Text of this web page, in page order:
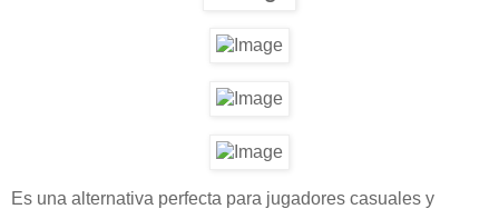
Es una alternativa perfecta para jugadores casuales y